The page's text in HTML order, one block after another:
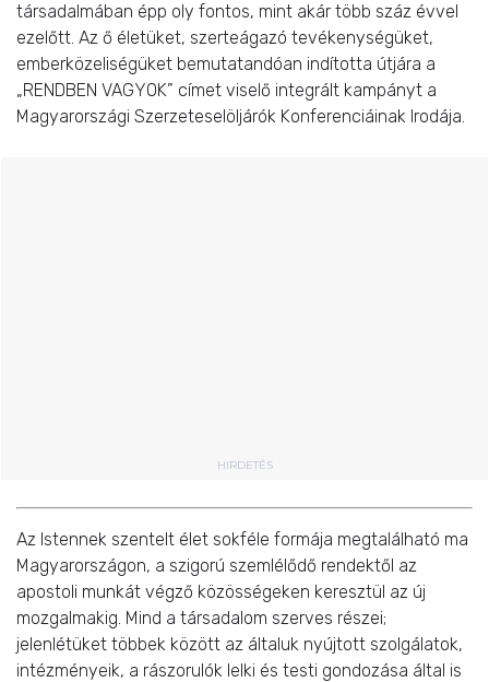
társadalmában épp oly fontos, mint akár több száz évvel
ezelőtt. Az ő életüket, szerteágazó tevékenységüket,
emberközeliségüket bemutatandóan indította útjára a
„RENDBEN VAGYOK” címet viselő integrált kampányt a
Magyarországi Szerzeteselöljárók Konferenciáinak Irodája.
HIRDETÉS
Az Istennek szentelt élet sokféle formája megtalálható ma
Magyarországon, a szigorú szemlélődő rendektől az
apostoli munkát végző közösségeken keresztül az új
mozgalmakig. Mind a társadalom szerves részei;
jelenlétüket többek között az általuk nyújtott szolgálatok,
intézményeik, a rászorulók lelki és testi gondozása által is